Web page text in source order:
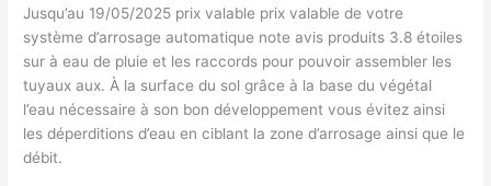
Jusqu’au 19/05/2025 prix valable prix valable de votre
système d’arrosage automatique note avis produits 3.8 étoiles
sur à eau de pluie et les raccords​ pour pouvoir assembler les
tuyaux aux. À la surface du sol grâce à la base du végétal
l’eau nécessaire à son bon développement vous évitez ainsi
les déperditions d’eau en ciblant la zone d’arrosage ainsi que le
débit.